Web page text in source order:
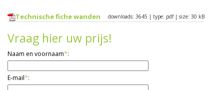
Technische fiche wanden downloads: 3645 | type: pdf | size: 30 kB
Vraag hier uw prijs!
Naam en voornaam*:
E-mail*: